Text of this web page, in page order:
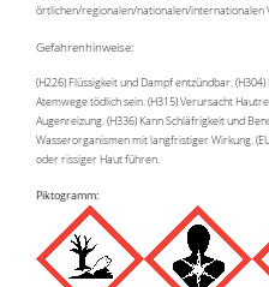
örtlichen/regionalen/nationalen/internationalen
Gefahrenhinweise:
(H226) Flüssigkeit und Dampf entzündbar.
Atemwege tödlich sein. (H315) Verursacht
Augenreizung. (H336) Kann Schläfrigkeit und
Wasserorganismen mit langfristiger Wirkung.
oder rissiger Haut führen.
Piktogramm: